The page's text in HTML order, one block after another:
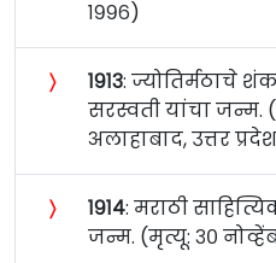
१९९६)
〉 १९१३: ज्योतिर्मठाचे
सरस्वती यांचा जन्म.
अलाहाबाद, उत्तर
〉 १९१४: मराठी
जन्म. (मृत्यू: ३०